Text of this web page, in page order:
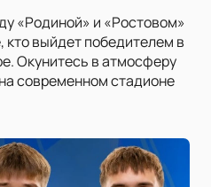
«Родиной» и «Ростовом»
кто выйдет победителем в
Окунитесь в атмосферу
современном стадионе